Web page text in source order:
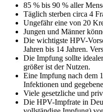
85 % bis 90 % aller
Täglich sterben circa 4
Ungefähr eine von 20
Jungen und Männer
Die wichtigste HPV-
Jahren bis 14 Jahren.
Die Impfung sollte
größer ist der Nutzen.
Eine Impfung nach dem
Infektionen und
Viele gesetzliche und
Die HPV-Impfrate in